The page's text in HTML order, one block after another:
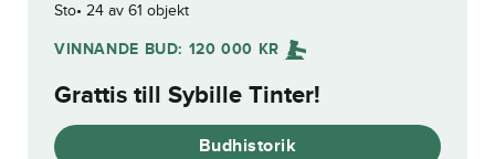
Sto 24 av 61 objekt
VINNANDE BUD: 120 000 KR
Grattis till Sybille Tinter!
Budhistorik